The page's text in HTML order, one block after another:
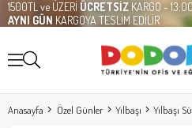
1500TL ve ÜZERİ ÜCRETSİZ KARGO -
AYNI GÜN KARGOYA TESLİM EDİLİR
Anasayfa Özel Günler Yılbaşı Yılbaşı